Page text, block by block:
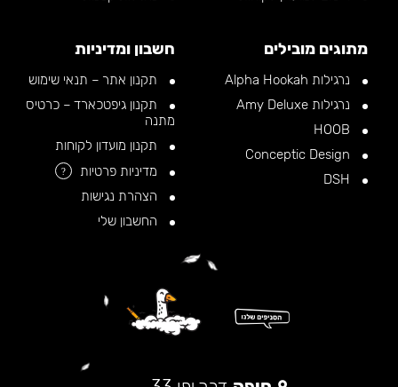
מתוגים מובילים
נרגילות Alpha Hookah
נרגילות Amy Deluxe
חשבון ומדיניות
תקנון אתר – תנאי שימוש
תקנון גיפטכארד – כרטיס
מתנה
תקנון מועדון לקוחות
מדיניות פרטיות
?
הצהרת נגישות
החשבון שלי